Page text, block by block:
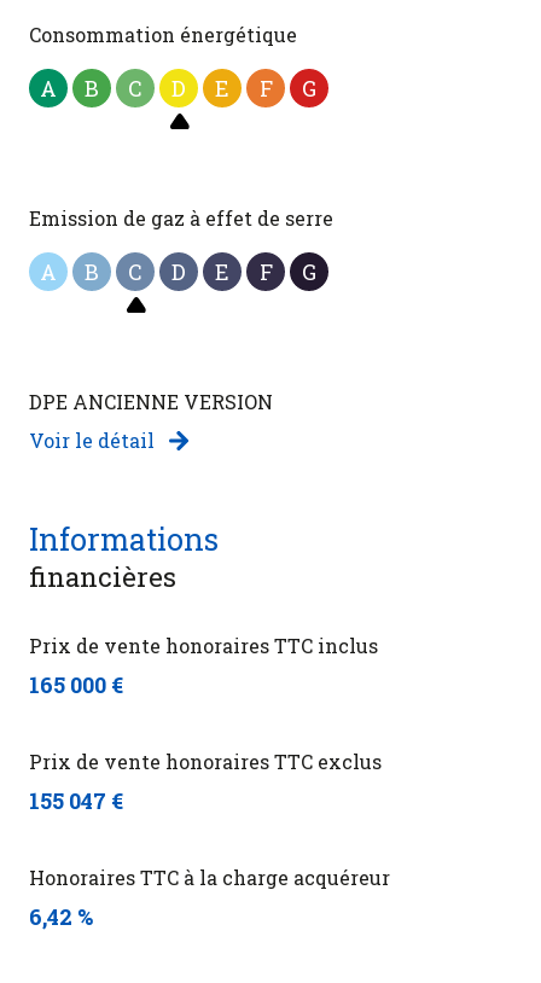
Consommation énergétique
A B C D E F G
Emission de gaz à effet de serre
A B C D E F G
DPE ANCIENNE VERSION
Voir le détail
Informations
financières
Prix de vente honoraires TTC inclus
165 000 €
Prix de vente honoraires TTC exclus
155 047 €
Honoraires TTC à la charge acquéreur
6,42 %